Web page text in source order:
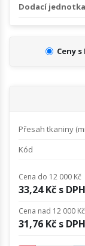
Dodací
Ceny s
Přesah tkaniny
Kód
Cena do 12 000 Kč
33,24 Kč s DPH
Cena nad 12 000 Kč
31,76 Kč s DPH